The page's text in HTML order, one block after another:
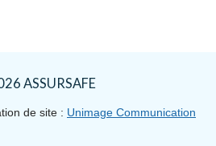
ASSURSAFE
de site : Unimage Communication